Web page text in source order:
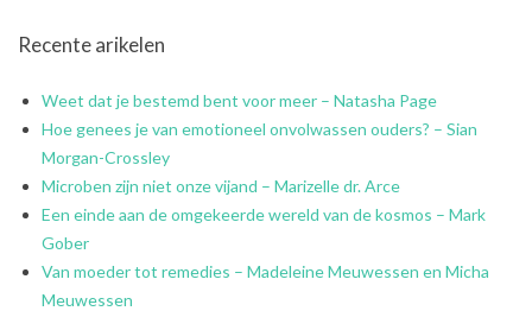
Recente arikelen
Weet dat je bestemd bent voor meer – Natasha Page
Hoe genees je van emotioneel onvolwassen ouders? – Sian
Morgan-Crossley
Microben zijn niet onze vijand – Marizelle dr. Arce
Een einde aan de omgekeerde wereld van de kosmos – Mark
Gober
Van moeder tot remedies – Madeleine Meuwessen en Micha
Meuwessen